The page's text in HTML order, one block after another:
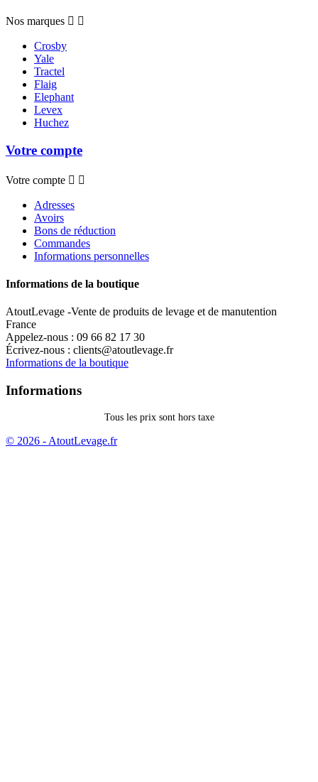
Nos marques  
Crosby
Yale
Tractel
Flaig
Elephant
Levex
Huchez
Votre compte
Votre compte  
Adresses
Avoirs
Bons de réduction
Commandes
Informations personnelles
Informations de la boutique
AtoutLevage -Vente de produits de levage et de manutention
France
Appelez-nous : 09 66 82 17 30
Écrivez-nous : clients@atoutlevage.fr
Informations de la boutique
Informations
Tous les prix sont hors taxe
© 2026 - AtoutLevage.fr